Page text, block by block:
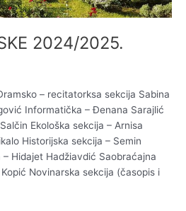
2024/2025.
– recitatorksa sekcija Sabina
Informatička – Đenana Sarajlić
Ekološka sekcija – Arnisa
Historijska sekcija – Semin
Hidajet Hadžiavdić Saobraćajna
Novinarska sekcija (časopis i